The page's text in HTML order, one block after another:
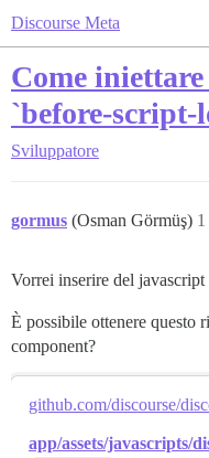
Discourse Meta
Come
`before-script-
Sviluppatore
gormus (Osman Görmüş) 1
Vorrei inserire del
È possibile ottenere questo
component?
github.com/discourse/
app/assets/javascripts/